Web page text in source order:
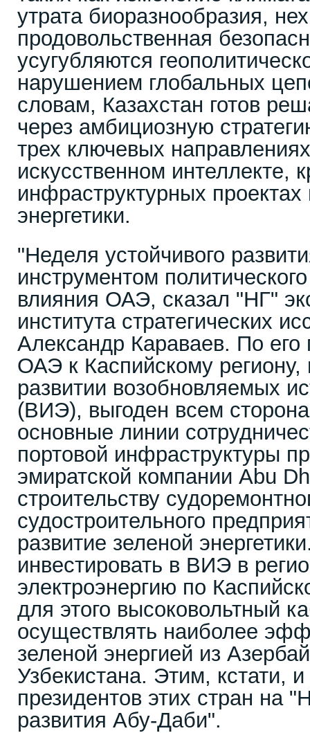
утрата биоразнообразия,
продовольственная
усугубляются
нарушением глобальных
словам, Казахстан готов
через амбициозную
трех ключевых
искусственном интеллекте,
инфраструктурных
энергетики.
"Неделя устойчивого
инструментом
влияния ОАЭ, сказал "НГ"
института стратегических
Александр Караваев. По
ОАЭ к Каспийскому
развитии возобновляемых
(ВИЭ), выгоден всем
основные линии
портовой инфраструктуры
эмиратской компании Abu
строительству
судостроительного
развитие зеленой
инвестировать в ВИЭ в
электроэнергию по
для этого высоковольтный
осуществлять наиболее
зеленой энергией из
Узбекистана. Этим, кстати,
президентов этих стран на
развития Абу-Даби".